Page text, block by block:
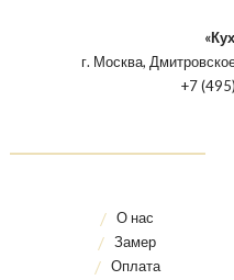
г. Москва,
+7
О нас
Замер
Оплата